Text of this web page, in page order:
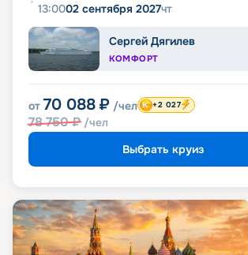
13:0002 сентября 2027чт
Сергей Дягилев
КОМФОРТ
от 70 088 ₽ /чел
78 750₽ /чел
+2 027
Выбрать круиз